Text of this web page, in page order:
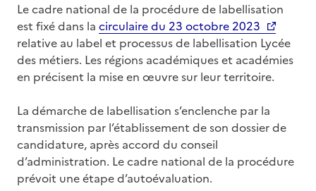
Le cadre national de la procédure de labellisation
est fixé dans la circulaire du 23 octobre 2023
relative au label et processus de labellisation Lycée
des métiers. Les régions académiques et académies
en précisent la mise en œuvre sur leur territoire.
La démarche de labellisation s’enclenche par la
transmission par l’établissement de son dossier de
candidature, après accord du conseil
d’administration. Le cadre national de la procédure
prévoit une étape d’autoévaluation.